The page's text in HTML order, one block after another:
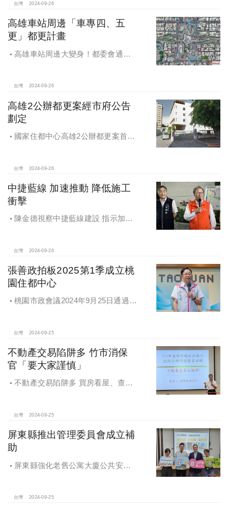
台灣 2024-09-26
高雄車站周邊「車專四、五
更」都更計畫
高雄車站周邊大變身！都委會通過
台灣 2024-09-26
高雄2公辦都更案經市府公告
劃定
國家住都中心高雄2公辦都更案首度
台灣 2024-09-26
中捷藍線 加速推動 降低施工
衝擊
陳金德視察中捷藍線建設 指示加速
台灣 2024-09-26
張善政拍板2025第1季成立桃
園住都中心
桃園市政會議2024年9月25日通過
住都中心
台灣 2024-09-25
不動產交易陷阱多 竹市消保
官「要大家謹慎」
不動產交易陷阱多 買房看屋、查
台灣 2024-09-25
屏東縣推出管理委員會成立補
助
屏東縣強化老舊公寓大廈公共安全
台灣 2024-09-25